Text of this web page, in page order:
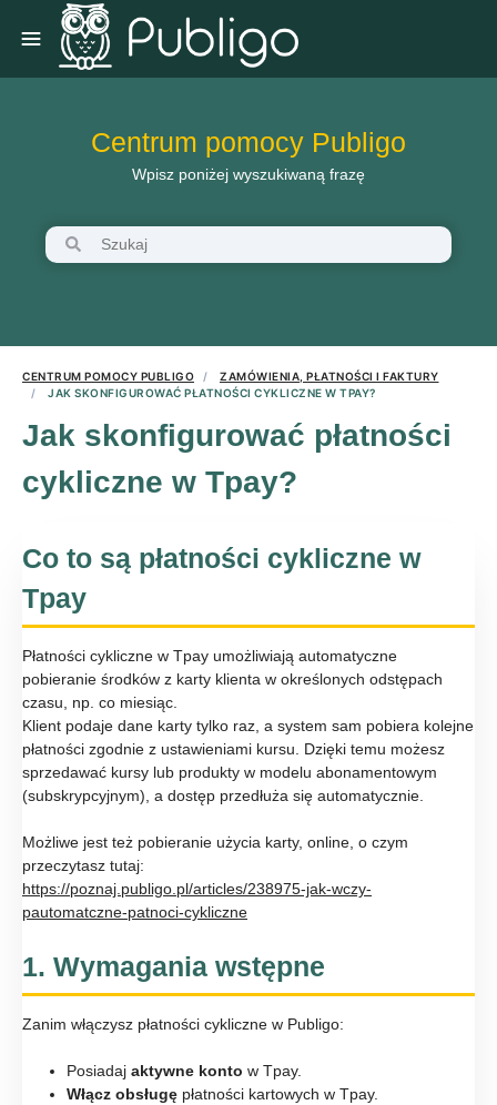
Centrum pomocy Publigo
Wpisz poniżej wyszukiwaną frazę
CENTRUM POMOCY PUBLIGO
ZAMÓWIENIA, PŁATNOŚCI I FAKTURY
JAK SKONFIGUROWAĆ PŁATNOŚCI CYKLICZNE W TPAY?
Jak skonfigurować płatności
cykliczne w Tpay?
Co to są płatności cykliczne w
Tpay
Płatności cykliczne w Tpay umożliwiają automatyczne
pobieranie środków z karty klienta w określonych odstępach
czasu, np. co miesiąc.
Klient podaje dane karty tylko raz, a system sam pobiera kolejne
płatności zgodnie z ustawieniami kursu. Dzięki temu możesz
sprzedawać kursy lub produkty w modelu abonamentowym
(subskrypcyjnym), a dostęp przedłuża się automatycznie.
Możliwe jest też pobieranie użycia karty, online, o czym
przeczytasz tutaj:
https://poznaj.publigo.pl/articles/238975-jak-wczy-
pautomatczne-patnoci-cykliczne
1. Wymagania wstępne
Zanim włączysz płatności cykliczne w Publigo:
Posiadaj aktywne konto w Tpay.
Włącz obsługę płatności kartowych w Tpay.